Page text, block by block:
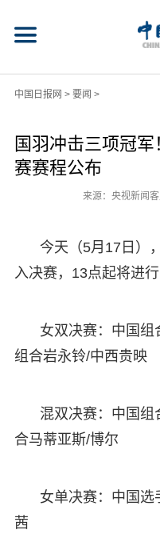
中国日报网 > 要闻 >
国羽冲击三项冠
赛赛程公布
来源：央视新闻
今天（5月17日）
入决赛，13点起将进
女双决赛：中国
组合岩永铃/中西贵映
混双决赛：中国组
合马蒂亚斯/博尔
女单决赛：中国选
茜